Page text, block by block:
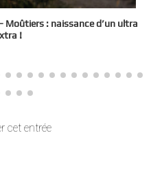
Moûtiers : naissance d’un ultra
!
cet entrée